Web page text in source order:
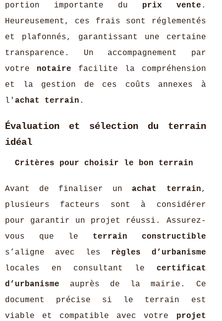
portion importante du prix vente .
Heureusement, ces frais sont réglementés
et plafonnés, garantissant une certaine
transparence. Un accompagnement par
votre notaire facilite la compréhension
et la gestion de ces coûts annexes à
l' achat terrain .
Évaluation et sélection du terrain
idéal
Critères pour choisir le bon terrain
Avant de finaliser unachat terrain,
plusieurs facteurs sont à considérer
pour garantir un projet réussi. Assurez-
vous que le terrain constructible
s’aligne avec les règles d’urbanisme
locales en consultant le certificat
d’urbanisme auprès de la mairie. Ce
document précise si le terrain est
viable et compatible avec votre projet